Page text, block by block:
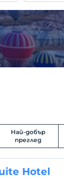
Най-добър
преглед
Hotel